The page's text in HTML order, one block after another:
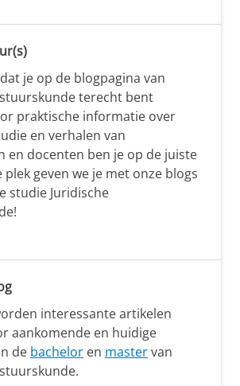
je op de blogpagina van
terecht bent
praktische informatie over
en verhalen van
en docenten ben je op de juiste
plek geven we je met onze blogs
studie Juridische
interessante artikelen
aankomende en huidige
de bachelor en mastervan